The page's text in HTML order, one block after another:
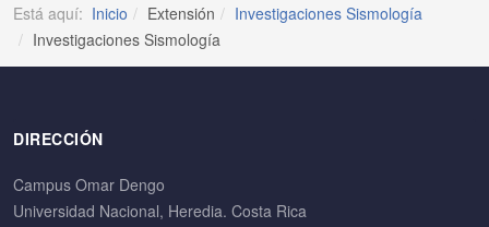
Está aquí: Inicio Extensión
Investigaciones Sismología
Investigaciones Sismología
DIRECCIÓN
Campus Omar Dengo
Universidad Nacional, Heredia. Costa Rica